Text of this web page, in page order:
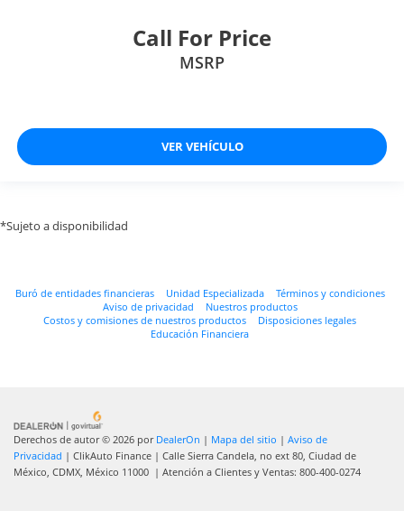
Call For Price
MSRP
VER VEHÍCULO
*Sujeto a disponibilidad
Buró de entidades financieras Unidad Especializada
Términos y condiciones
Aviso de privacidad
Nuestros productos
Costos y comisiones de nuestros productos
Disposiciones legales
Educación Financiera
Derechos de autor © 2026 por DealerOn | Mapa del sitio | Aviso de
Privacidad | ClikAuto Finance | Calle Sierra Candela, no ext 80, Ciudad de
México, CDMX, México 11000 | Atención a Clientes y Ventas: 800-400-0274